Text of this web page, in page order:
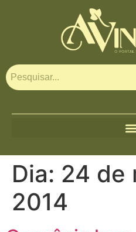
Dia: 24 de
2014